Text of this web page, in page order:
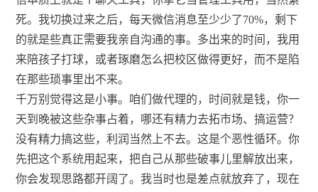
死。我切换过来之后，每天微信消息至少少了70%，剩下
的就是些真正需要我亲自沟通的事。多出来的时间，我用
来陪孩子打球，或者琢磨怎么把校区做得更好，而不是陷
在那些琐事里出不来。
千万别觉得这是小事。咱们做代理的，时间就是钱，你一
天到晚被这些杂事占着，哪还有精力去拓市场、搞运营？
没有精力搞这些，利润当然上不去。这是个恶性循环。你
先把这个系统用起来，把自己从那些破事儿里解放出来，
你会发现思路都开阔了。我当时也是差点就放弃了，现在